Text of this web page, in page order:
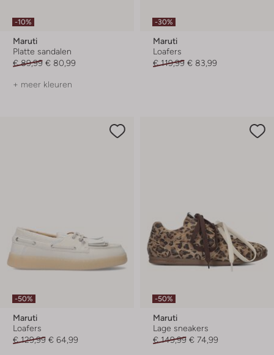
-10%
Maruti
Platte sandalen
€ 89,99 € 80,99
+ meer kleuren
-30%
Maruti
Loafers
€ 119,99 € 83,99
-50%
Maruti
Loafers
€ 129,99 € 64,99
-50%
Maruti
Lage sneakers
€ 149,99 € 74,99